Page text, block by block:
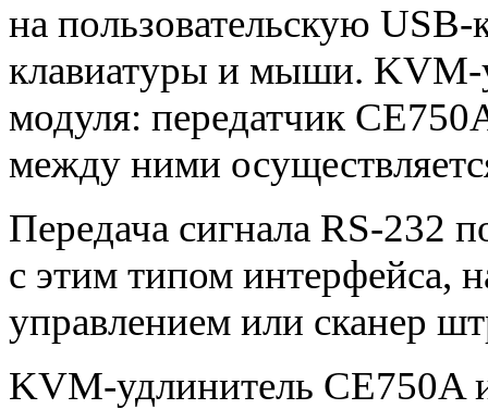
на пользовательскую
клавиатуры и мыши. KVM-
модуля: передатчик
между ними
Передача сигнала RS-232
с этим типом интерфейса,
управлением или сканер
KVM-удлинитель CE750A